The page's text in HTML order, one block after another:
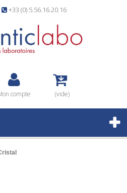
+33 (0) 5.56.16.20.16
compte (vide)